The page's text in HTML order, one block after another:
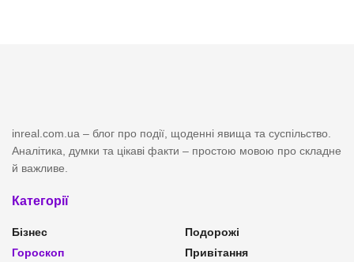
inreal.com.ua – блог про події, щоденні явища та суспільство.
Аналітика, думки та цікаві факти – простою мовою про складне
й важливе.
Категорії
Бізнес
Гороскоп
Подорожі
Привітання